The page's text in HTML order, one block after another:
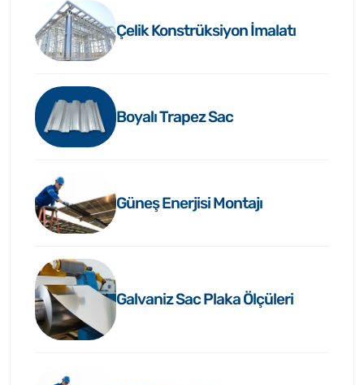
Çelik Konstrüksiyon İmalatı
Boyalı Trapez Sac
Güneş Enerjisi Montajı
Galvaniz Sac Plaka Ölçüleri